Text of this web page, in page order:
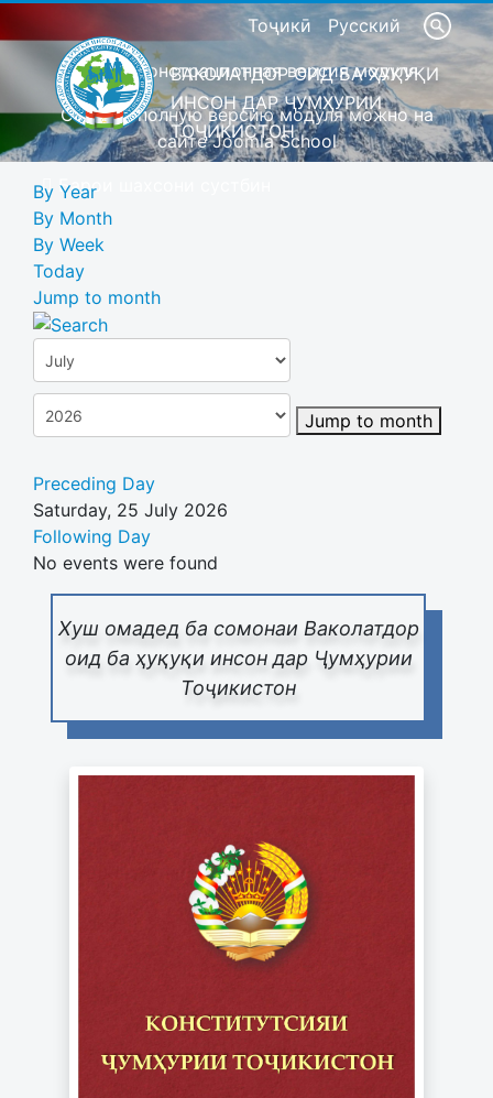
Тоҷикӣ Русский
Это демонстрационная версия модуля
Скачать полную версию модуля можно на
сайте Joomla School
Барои шахсони сустбин
ВАКОЛАТДОР ОИД БА ҲУҚУҚИ
ИНСОН ДАР ҶУМҲУРИИ
ТОҶИКИСТОН
Хуш омадед ба сомонаи Ваколатдор
оид ба ҳуқуқи инсон дар Ҷумҳурии
Тоҷикистон
By Year
By Month
By Week
Today
Jump to month
Jump to month
Preceding Day
Saturday, 25 July 2026
Following Day
No events were found